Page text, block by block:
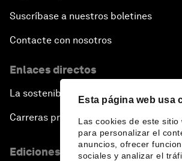
Esta página web usa
Las cookies de este sitio
para personalizar el
anuncios, ofrecer
sociales y analizar el
Suscríbase a nuestros boletines
Contacte con nosotros
Enlaces directos
La sostenibilidad en el Foro
Carreras profesionales
Ediciones en otros idiomas